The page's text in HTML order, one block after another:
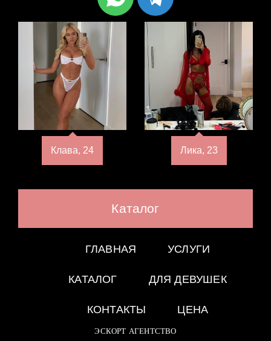
Клава, 24 Лика, 23
Каталог
ГЛАВНАЯ УСЛУГИ
КАТАЛОГ ДЛЯ ДЕВУШЕК
КОНТАКТЫ ЦЕНА
ЭСКОРТ АГЕНТСТВО